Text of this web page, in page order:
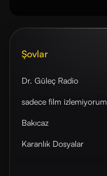
Şovlar
Dr. Güleç Radio
sadece film izlemiyorum
Bakıcaz
Karanlık Dosyalar